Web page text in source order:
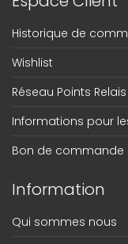
Historique de
Wishlist
Réseau Points Relais
Informations pour
Bon de commande
Information
Qui sommes nous